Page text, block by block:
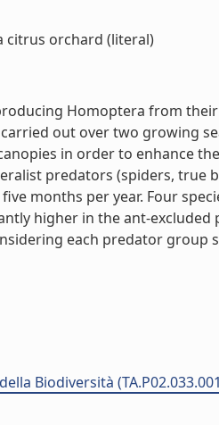
citrus orchard (literal)
Homoptera from
out over two growing
in order to enhance
predators (spiders, true
months per year. Four
higher in the ant-
each predator group
Biodiversità